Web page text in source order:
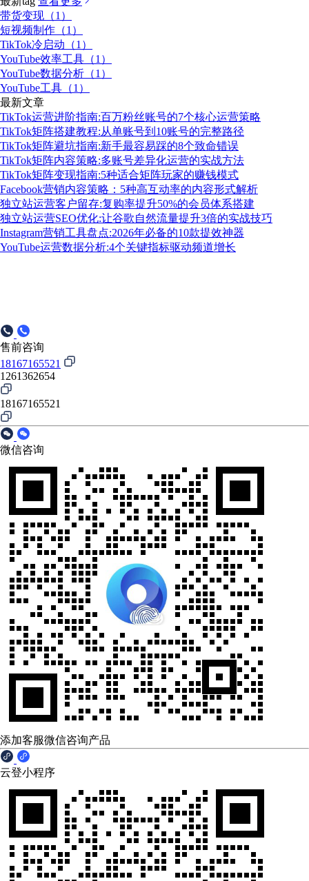
带货变现（1）
短视频制作（1）
TikTok冷启动（1）
YouTube效率工具（1）
YouTube数据分析（1）
YouTube工具（1）
最新文章
TikTok运营进阶指南:百万粉丝账号的7个核心运营策略
TikTok矩阵搭建教程:从单账号到10账号的完整路径
TikTok矩阵避坑指南:新手最容易踩的8个致命错误
TikTok矩阵内容策略:多账号差异化运营的实战方法
TikTok矩阵变现指南:5种适合矩阵玩家的赚钱模式
Facebook营销内容策略：5种高互动率的内容形式解析
独立站运营客户留存:复购率提升50%的会员体系搭建
独立站运营SEO优化:让谷歌自然流量提升3倍的实战技巧
Instagram营销工具盘点:2026年必备的10款提效神器
YouTube运营数据分析:4个关键指标驱动频道增长
售前咨询
18167165521
1261362654
18167165521
微信咨询
添加客服微信咨询产品
云登小程序